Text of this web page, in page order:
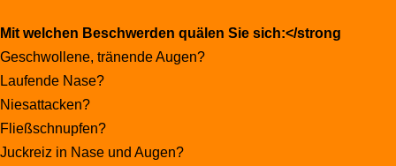
Mit welchen Beschwerden quälen Sie sich:</strong
Geschwollene, tränende Augen?
Laufende Nase?
Niesattacken?
Fließschnupfen?
Juckreiz in Nase und Augen?